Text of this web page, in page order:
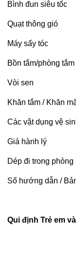
Bình đun siêu tốc
Quạt thông gió
Máy sấy tóc
Bồn tắm/phòng
Vòi sen
Khăn tắm / Khăn
Các vật dụng vệ
Giá hành lý
Dép đi trong phòng
Sổ hướng dẫn /
Qui định Trẻ em